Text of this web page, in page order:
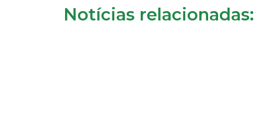
Notícias relacionadas: